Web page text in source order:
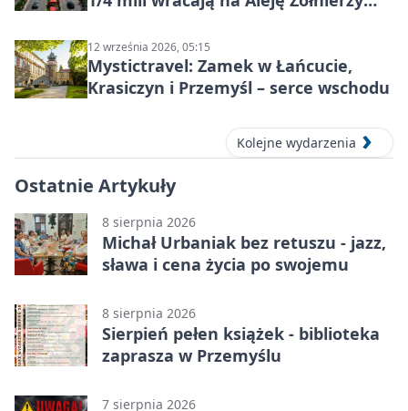
12 września 2026, 05:15
Mystictravel: Zamek w Łańcucie,
Krasiczyn i Przemyśl – serce wschodu
Kolejne wydarzenia
Ostatnie Artykuły
8 sierpnia 2026
Michał Urbaniak bez retuszu - jazz,
sława i cena życia po swojemu
8 sierpnia 2026
Sierpień pełen książek - biblioteka
zaprasza w Przemyślu
7 sierpnia 2026